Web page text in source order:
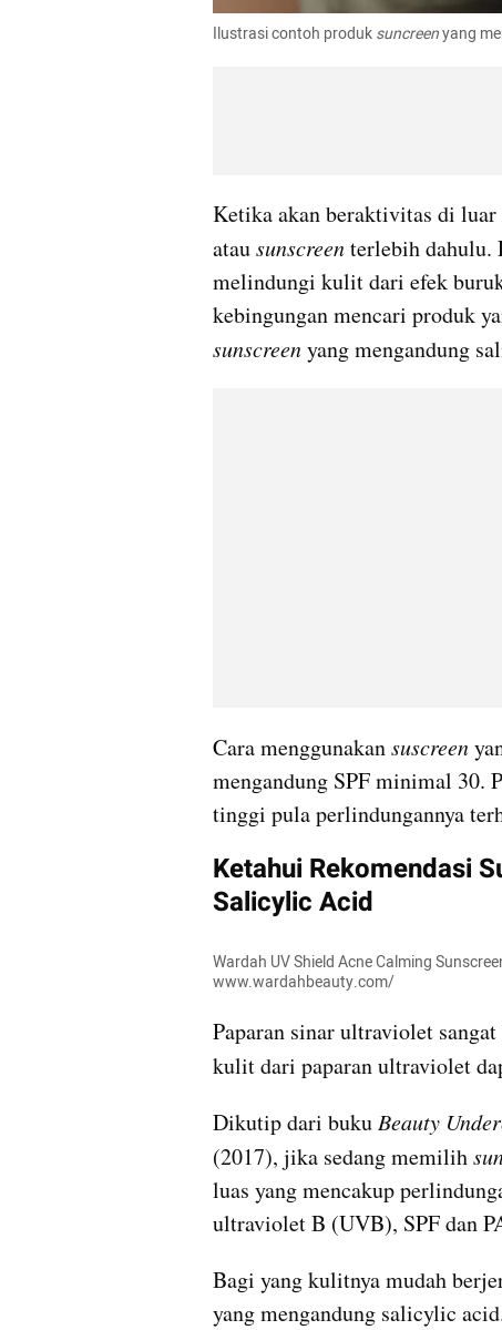
Ilustrasi contoh produk suncreen yang
Ketika akan beraktivitas di luar
atau sunscreen terlebih dahulu.
melindungi kulit dari efek
sunscreen yang mengandung
Cara menggunakan suscreen
mengandung SPF minimal 30.
tinggi pula perlindungannya
Ketahui Rekomendasi
Salicylic Acid
Wardah UV Shield Acne Calming
www.wardahbeauty.com/
Paparan sinar ultraviolet
kulit dari paparan ultraviolet
Dikutip dari buku Beauty
(2017), jika sedang memilih
luas yang mencakup
ultraviolet B (UVB), SPF dan
Bagi yang kulitnya mudah
yang mengandung salicylic